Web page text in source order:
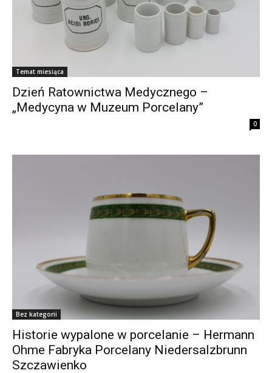
Temat miesiąca
Dzień Ratownictwa Medycznego –
„Medycyna w Muzeum Porcelany”
0
Bez kategorii
Historie wypalone w porcelanie – Hermann
Ohme Fabryka Porcelany Niedersalzbrunn
Szczawienko